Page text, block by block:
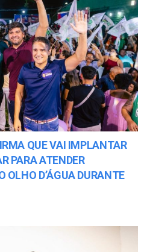
QUE VAI IMPLANTAR
PARA ATENDER
OLHO D’ÁGUA DURANTE